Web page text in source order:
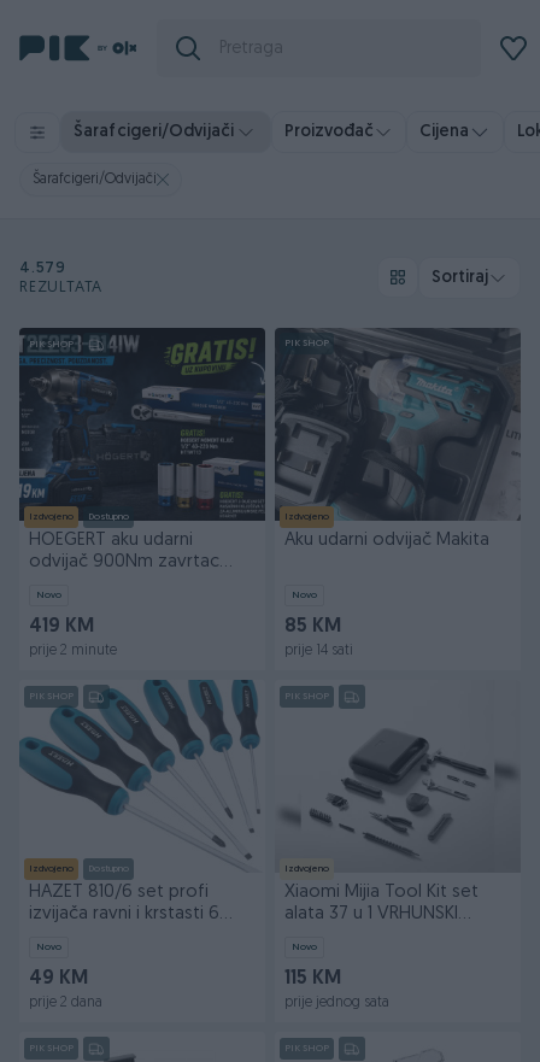
Šarafcigeri/Odvijači Proizvođač Cijena
Šarafcigeri/Odvijači
4.579
REZULTATA
Sortiraj
PIK SHOP
Izdvojeno Dostupno
HOEGERT aku udarni
odvijač 900Nm zavrtac
Novo
419 KM
prije 2 minute
PIK SHOP
Izdvojeno
Aku udarni odvijač Makita
Novo
85 KM
prije 14 sati
PIK SHOP
Izdvojeno Dostupno
HAZET 810/6 set profi
izvijača ravni i krstasti 6
Novo
49 KM
prije 2 dana
PIK SHOP
Izdvojeno
Xiaomi Mijia Tool Kit set
alata 37 u 1 VRHUNSKI
Novo
115 KM
prije jednog sata
PIK SHOP PIK SHOP